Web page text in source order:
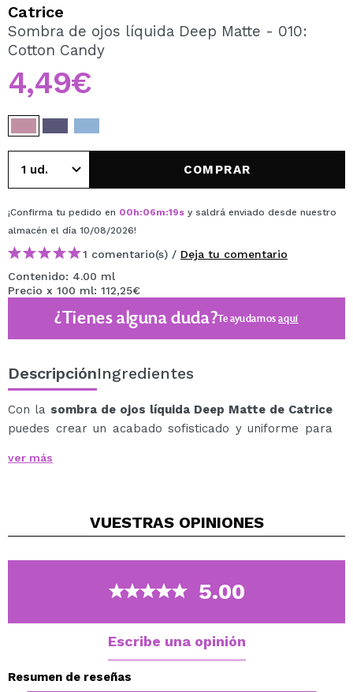
Al crear una cuenta en Maquillalia.com podrás realizar
tus compras rápidamente, revisar el estado de tus
Catrice
Sombra de ojos líquida Deep Matte - 010:
Cotton Candy
4,49€
COMPRAR
¡Confirma tu pedido en 00h:06m:19s y saldrá enviado desde nuestro
almacén el día 10/08/2026!
1 comentario(s) / Deja tu comentario
Contenido: 4.00 ml
Precio x 100 ml: 112,25€
¿Tienes alguna duda?Te ayudamosaquí
DescripciónIngredientes
Con la sombra de ojos líquida Deep Matte de Catrice
puedes crear un acabado sofisticado y uniforme para
La fórmula resistente al agua consigue que la sombra
maquillajes naturales y proporciona una ligereza que
ver más
VUESTRAS OPINIONES
5.00
Escribe una opinión
Resumen de reseñas